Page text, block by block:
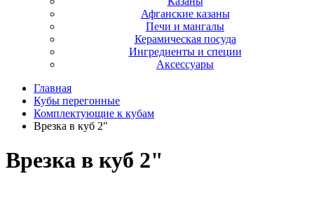
Афганские казаны
Печи и мангалы
Керамическая посуда
Ингредиенты и специи
Аксессуары
Главная
Кубы перегонные
Комплектующие к кубам
Врезка в куб 2"
Врезка в куб 2"